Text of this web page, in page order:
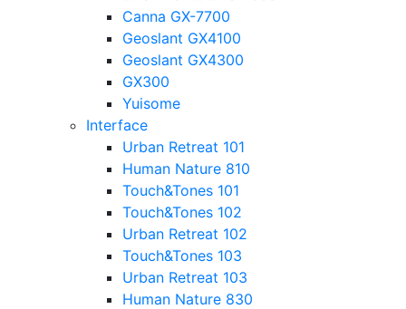
Canna GX-7700
Geoslant GX4100
Geoslant GX4300
GX300
Yuisome
Interface
Urban Retreat 101
Human Nature 810
Touch&Tones 101
Touch&Tones 102
Urban Retreat 102
Touch&Tones 103
Urban Retreat 103
Human Nature 830